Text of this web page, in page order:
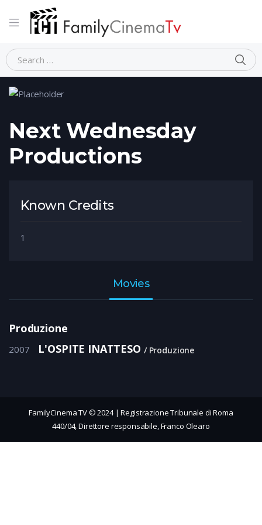
Home Person Next Wednesday Productions
Next Wednesday
Productions
Known Credits
1
Movies
Produzione
2007 L'OSPITE INATTESO Produzione
FamilyCinema TV © 2024 | Registrazione Tribunale di Roma
440/04, Direttore responsabile, Franco Olearo